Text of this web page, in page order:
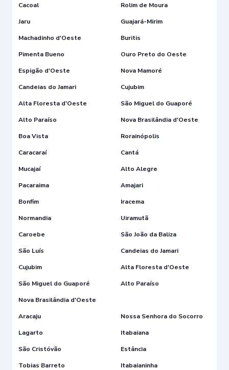
Cacoal
Rolim de Moura
Jaru
Guajará-Mirim
Machadinho d'Oeste
Buritis
Pimenta Bueno
Ouro Preto do Oeste
Espigão d'Oeste
Nova Mamoré
Candeias do Jamari
Cujubim
Alta Floresta d'Oeste
São Miguel do Guaporé
Alto Paraíso
Nova Brasilândia d'Oeste
Boa Vista
Rorainópolis
Caracaraí
Cantá
Mucajaí
Alto Alegre
Pacaraima
Amajari
Bonfim
Iracema
Normandia
Uiramutã
Caroebe
São João da Baliza
São Luís
Candeias do Jamari
Cujubim
Alta Floresta d'Oeste
São Miguel do Guaporé
Alto Paraíso
Nova Brasilândia d'Oeste
Aracaju
Nossa Senhora do Socorro
Lagarto
Itabaiana
São Cristóvão
Estância
Tobias Barreto
Itabaianinha